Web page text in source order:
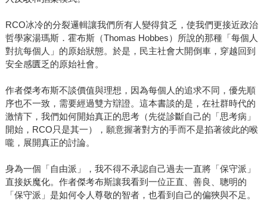
RCO冰冷的分裂邏輯讓我們所有人變得貧乏，使我們更接近政治
哲學家湯瑪斯．霍布斯（Thomas Hobbes）所說的那種「每個人
對抗每個人」的原始狀態。於是，民主社會大開倒車，穿越回到
安全感匱乏的原始社會。
作者傑考布斯不談價值與理想，因為每個人的追求不同，優先順
序也不一致，需要經過雙方辯證。這本書談的是，在社群時代的
激情下，我們如何開始真正的思考（先從診斷自己的「思考病」
開始，RCO只是其一），願意握著對方的手而不是掐著彼此的喉
嚨，展開真正的討論。
身為一個「自由派」，我不得不承認自己過去一直將「保守派」
直接妖魔化。作者傑考布斯讓我看到一位正直、善良、聰明的
「保守派」是如何令人尊敬的智者，也看到自己的偏狹與不足。